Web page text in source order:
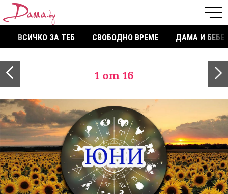
ВСИЧКО ЗА ТЕБ СВОБОДНО ВРЕМЕ ДАМА И БЕБЕ
1 от 16